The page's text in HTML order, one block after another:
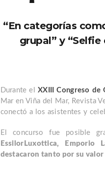
“En categorías
grupal” y
Durante el XXIII Congreso
Mar en Viña del Mar, Revista
conectó a los asistentes y
El concurso fue posible
EssilorLuxottica, Emporio
destacaron tanto por su